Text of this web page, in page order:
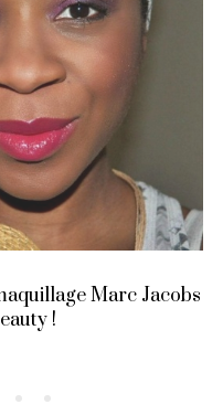
Marc Jacobs
!